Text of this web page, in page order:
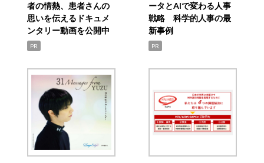
者の情熱、患者さんの
思いを伝えるドキュメ
ンタリー動画を公開中
PR
ータとAIで変わる人事
戦略 科学的人事の最
新事例
PR